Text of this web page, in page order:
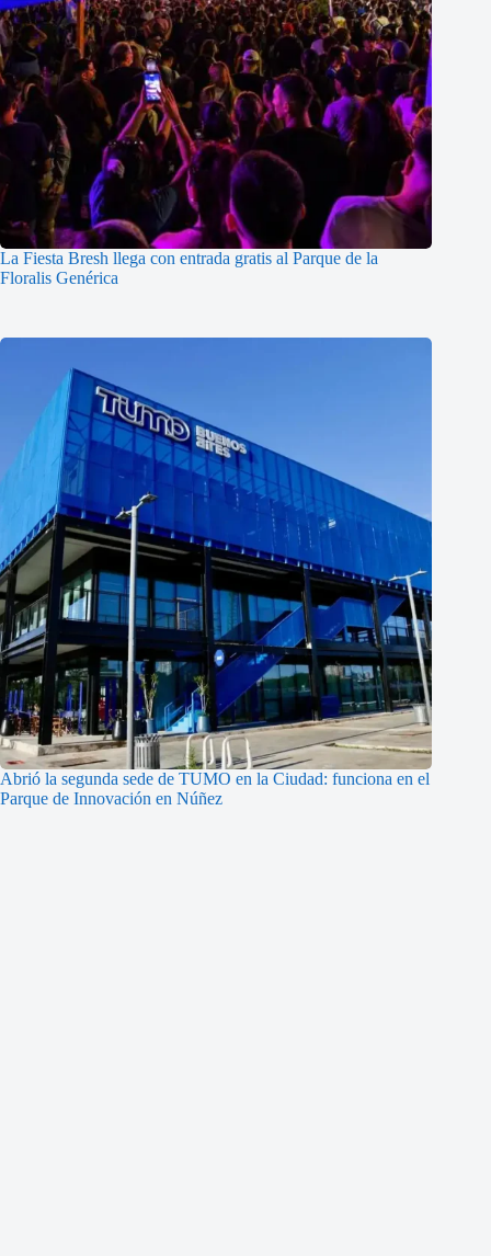
La Fiesta Bresh llega con entrada gratis al Parque de la
Floralis Genérica
Abrió la segunda sede de TUMO en la Ciudad: funciona en el
Parque de Innovación en Núñez